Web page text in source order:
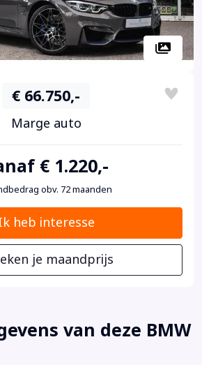
€ 66.750,-
Marge auto
€ 1.220,-
obv. 72 maanden
heb interesse
je maandprijs
van deze BMW